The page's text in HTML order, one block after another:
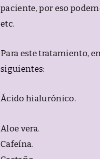
paciente, por eso
etc.
Para este tratamiento,
siguientes:
Ácido hialurónico.
Aloe vera.
Cafeína.